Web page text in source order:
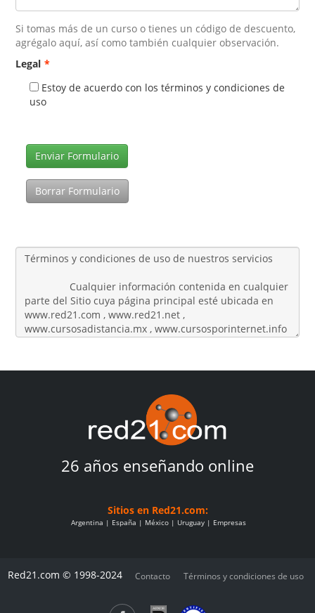
Si tomas más de un curso o tienes un código de descuento,
agrégalo aquí, así como también cualquier observación.
Legal *
Estoy de acuerdo con los términos y condiciones de
uso
26 años enseñando online
Sitios en Red21.com:
Argentina España México Uruguay Empresas
Red21.com © 1998-2024 Contacto Términos y condiciones de uso